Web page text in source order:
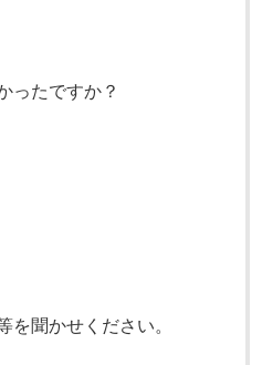
ったですか？
を聞かせください。